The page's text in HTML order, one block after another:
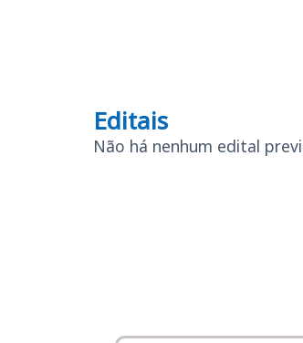
Editais
Editais
Não há nenhum edital